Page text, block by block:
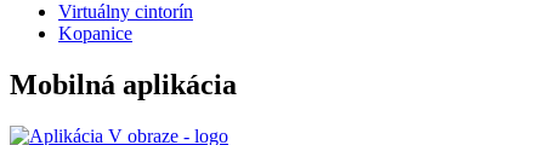
Virtuálny cintorín
Kopanice
Mobilná aplikácia